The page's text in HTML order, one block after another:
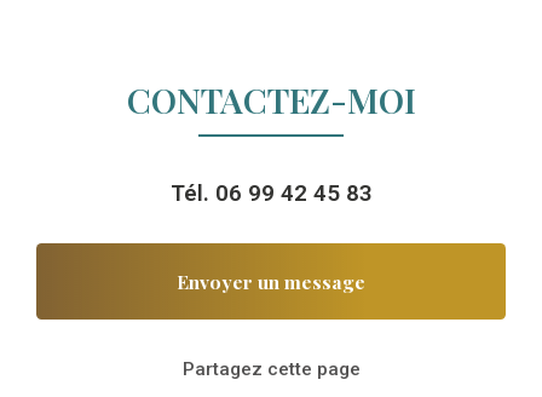
CONTACTEZ-MOI
Tél. 06 99 42 45 83
Envoyer un message
Partagez cette page